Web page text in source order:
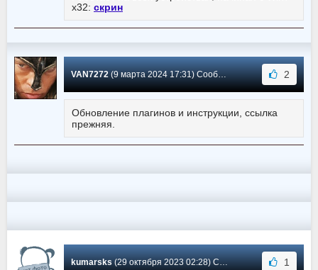
x32: скрин
VAN7272(9 марта 2024 17:31) Сообщение #7 2
Обновление плагинов и инструкции, ссылка
прежняя.
kumarsks(29 октября 2023 02:28) Сообщение #6 1